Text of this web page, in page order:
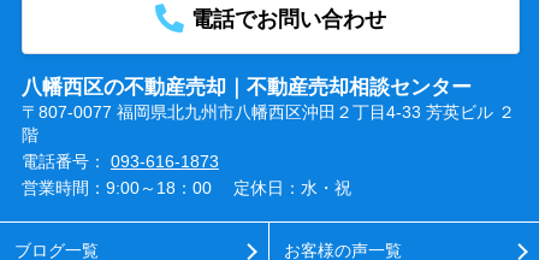
電話でお問い合わせ
八幡西区の不動産売却｜不動産売却相談センター
〒807-0077 福岡県北九州市八幡西区沖田２丁目4-33 芳英ビル ２
階
電話番号： 093-616-1873
営業時間：9:00～18：00
定休日：水・祝
ブログ一覧 お客様の声一覧